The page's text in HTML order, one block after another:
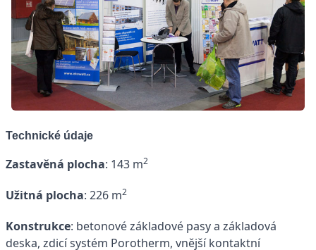
Technické údaje
Zastavěná plocha: 143 m2
Užitná plocha: 226 m2
Konstrukce: betonové základové pasy a základová
deska, zdicí systém Porotherm, vnější kontaktní